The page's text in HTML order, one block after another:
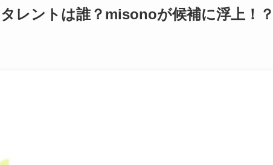
レントは誰？misonoが候補に浮上！？